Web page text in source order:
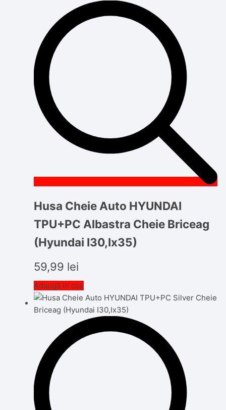
Husa Cheie Auto HYUNDAI
TPU+PC Albastra Cheie Briceag
(Hyundai I30,Ix35)
59,99 lei
Adaugă în coș